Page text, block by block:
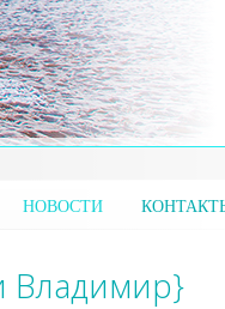
НОВОСТИ
Владимир}